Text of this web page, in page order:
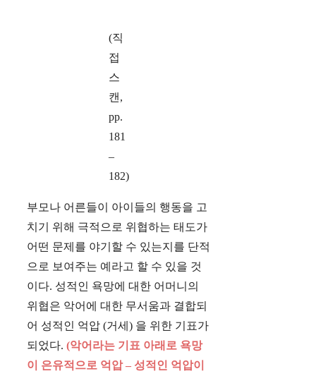
(직
접
스
캔,
pp.
181
–
182)
부모나 어른들이 아이들의 행동을 고
치기 위해 극적으로 위협하는 태도가
어떤 문제를 야기할 수 있는지를 단적
으로 보여주는 예라고 할 수 있을 것
이다. 성적인 욕망에 대한 어머니의
위협은 악어에 대한 무서움과 결합되
어 성적인 억압 (거세) 을 위한 기표가
되었다. (악어라는 기표 아래로 욕망
이 은유적으로 억압 – 성적인 억압이